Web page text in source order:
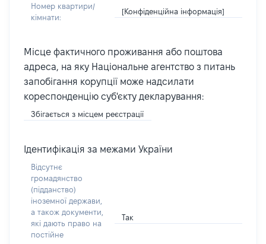
Номер квартири/
кімнати:
[Конфіденційна інформація]
Місце фактичного проживання або поштова
адреса, на яку Національне агентство з питань
запобігання корупції може надсилати
кореспонденцію суб'єкту декларування:
Збігається з місцем реєстрації
Ідентифікація за межами України
Відсутнє
громадянство
(підданство)
іноземної держави,
а також документи,
які дають право на
постійне
Так